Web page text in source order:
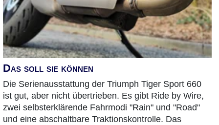
Das soll sie können
Die Serienausstattung der Triumph Tiger Sport 660
ist gut, aber nicht übertrieben. Es gibt Ride by Wire,
zwei selbsterklärende Fahrmodi "Rain" und "Road"
und eine abschaltbare Traktionskontrolle. Das